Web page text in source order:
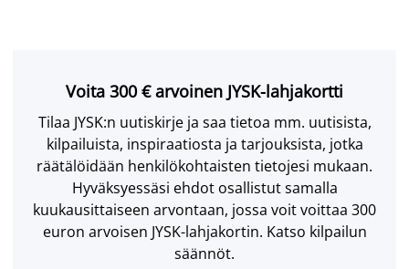
Voita 300 € arvoinen JYSK-lahjakortti
Tilaa JYSK:n uutiskirje ja saa tietoa mm. uutisista,
kilpailuista, inspiraatiosta ja tarjouksista, jotka
räätälöidään henkilökohtaisten tietojesi mukaan.
Hyväksyessäsi ehdot osallistut samalla
kuukausittaiseen arvontaan, jossa voit voittaa 300
euron arvoisen JYSK-lahjakortin. Katso kilpailun
säännöt.